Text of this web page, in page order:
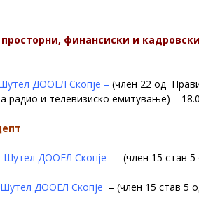
финансиски и
ДООЕЛ Скопје – (член 22 од
радио и телевизиско емитување) –
Шутел ДООЕЛ Скопје – (член 15 став
ДООЕЛ Скопје – (член 15 став 5